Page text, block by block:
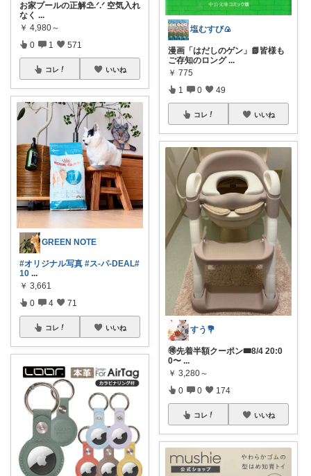
お家プールの正解⛱️.ᐟ.ᐟ 空気入れ
なく ...
￥ 4,980～
0 1 571
コレ いいね
GREEN NOTE
#オリジナル写真 #ス-パ-DEAL#
10 ...
￥ 3,661
0 4 71
コレ いいね
塩むすび🍙
漫画「はだしのゲン」📗皆様も
ご存知のロング ...
￥ 775
1 0 49
コレ いいね
すう💐
🉐先着半額クーポン🎟️8/4 20:0
0〜 ...
￥ 3,280～
0 0 174
コレ いいね